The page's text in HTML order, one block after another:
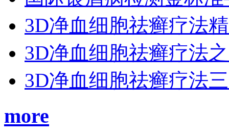
3D净血细胞祛癣疗法
3D净血细胞祛癣疗法
3D净血细胞祛癣疗法
more